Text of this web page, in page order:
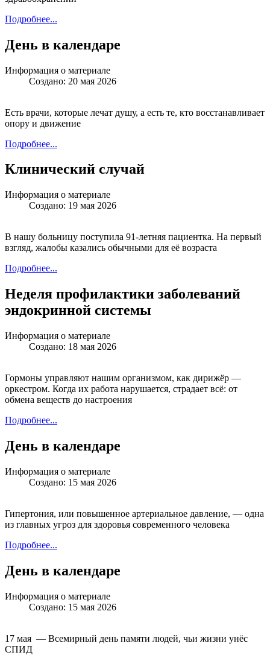
Подробнее...
День в календаре
Информация о материале
Создано: 20 мая 2026
Есть врачи, которые лечат душу, а есть те, кто восстанавливает
опору и движение
Подробнее...
Клинический случай
Информация о материале
Создано: 19 мая 2026
В нашу больницу поступила 91-летняя пациентка. На первый
взгляд, жалобы казались обычными для её возраста
Подробнее...
Неделя профилактики заболеваний
эндокринной системы
Информация о материале
Создано: 18 мая 2026
Гормоны управляют нашим организмом, как дирижёр —
оркестром. Когда их работа нарушается, страдает всё: от
обмена веществ до настроения
Подробнее...
День в календаре
Информация о материале
Создано: 15 мая 2026
Гипертония, или повышенное артериальное давление, — одна
из главных угроз для здоровья современного человека
Подробнее...
День в календаре
Информация о материале
Создано: 15 мая 2026
17 мая — Всемирный день памяти людей, чьи жизни унёс
СПИД